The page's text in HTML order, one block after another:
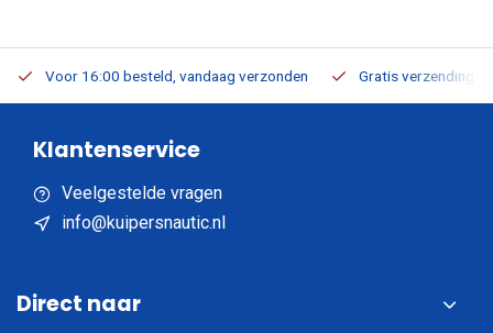
Voor 16:00 besteld, vandaag verzonden Gratis verzending
Klantenservice
Veelgestelde vragen
info@kuipersnautic.nl
Direct naar